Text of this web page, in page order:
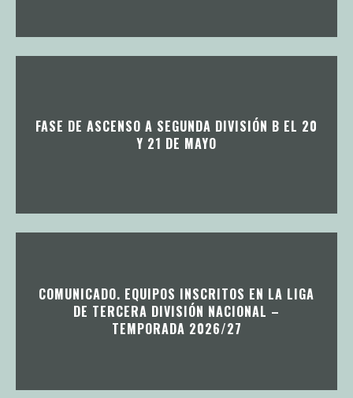
FASE DE ASCENSO A SEGUNDA DIVISIÓN B EL 20
Y 21 DE MAYO
COMUNICADO. EQUIPOS INSCRITOS EN LA LIGA
DE TERCERA DIVISIÓN NACIONAL –
TEMPORADA 2026/27